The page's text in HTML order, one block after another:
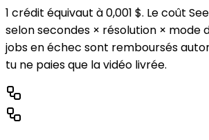
1 crédit équivaut à 0,001 $. Le coût
selon secondes × résolution × mode
jobs en échec sont remboursés
tu ne paies que la vidéo livrée.